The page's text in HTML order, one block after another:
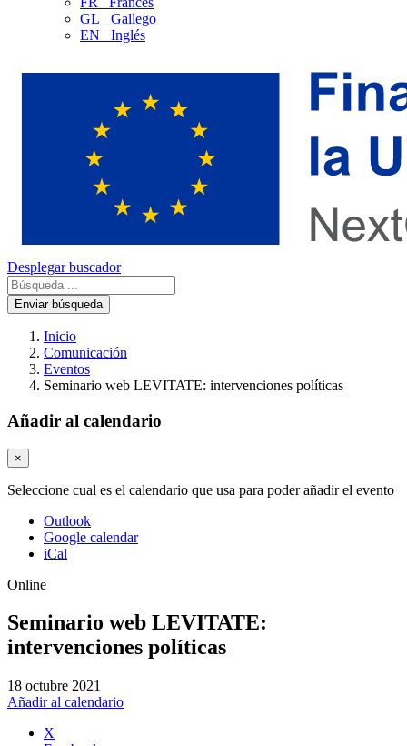
GL
Gallego
EN
Inglés
Desplegar buscador
Enviar búsqueda
Inicio
Comunicación
Eventos
Seminario web LEVITATE: intervenciones políticas
Añadir al calendario
×
Seleccione cual es el calendario que usa para poder añadir el evento
Outlook
Google calendar
iCal
Online
Seminario web LEVITATE:
intervenciones políticas
18 octubre 2021
Añadir al calendario
X